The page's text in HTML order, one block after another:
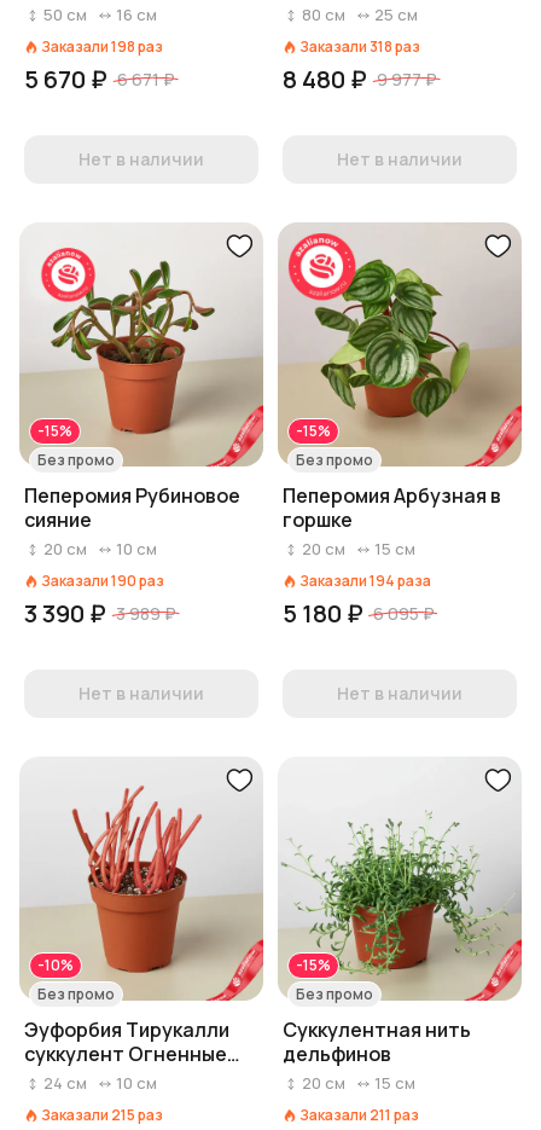
50 см 16 см
Заказали198раз
5 670 ₽ 6 671 ₽
Нет в наличии
80 см 25 см
Заказали 318раз
8 480 ₽ 9 977 ₽
Нет в наличии
-15%
Без промо
Пеперомия Рубиновое
сияние
20 см 10 см
Заказали190раз
3 390 ₽ 3 989 ₽
Нет в наличии
-15%
Без промо
Пеперомия Арбузная в
горшке
20 см 15 см
Заказали194раза
5 180 ₽ 6 095 ₽
Нет в наличии
-10%
Без промо
Эуфорбия Тирукалли
суккулент Огненные
палочки
24 см 10 см
Заказали 215раз
-15%
Без промо
Суккулентная нить
дельфинов
20 см 15 см
Заказали 211 раз